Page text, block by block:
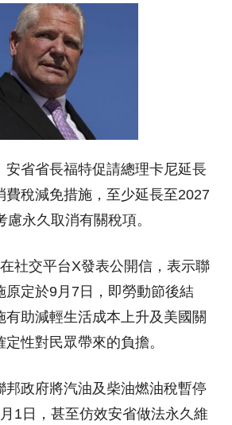
安省省長福特促請總理卡尼延長
費稅減免措施，至少延長至2027
永久取消有關稅項。
社交平台X發表公開信，表示聯
原定於9月7日，即勞動節後結
有助減輕生活成本上升及美國關
性對民眾帶來的負擔。
邦政府將汽油及柴油燃油稅暫停
1日，甚至仿效安省做法永久維